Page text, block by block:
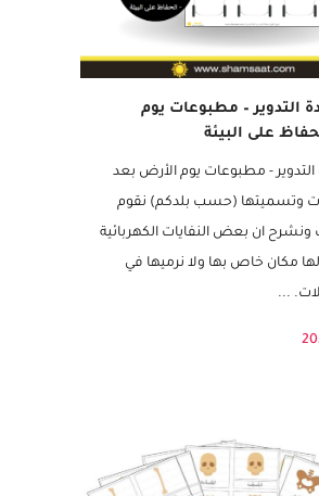
التدوير – مطبوعات يوم
على البيئة
- مطبوعات يوم الأرض بعد
وتسميتها (حسب بلدكم) نقوم
ونشرح ان بعض النفايات الكهربائية
مكان خاص بها ولا نرميها في